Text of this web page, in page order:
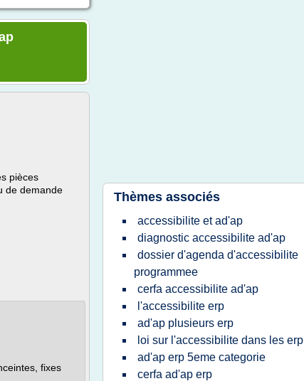
pièces
de demande
fixes
Thèmes associés
accessibilite et ad'ap
diagnostic accessibilite ad'ap
dossier d'agenda d'accessibilite
programmee
cerfa accessibilite ad'ap
l'accessibilite erp
ad'ap plusieurs erp
loi sur l'accessibilite dans les erp
ad'ap erp 5eme categorie
cerfa ad'ap erp